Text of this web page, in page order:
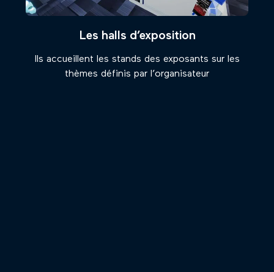
Les halls d’exposition
Ils accueillent les stands des exposants sur les
thèmes définis par l’organisateur